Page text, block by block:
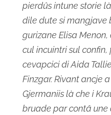
pierdûs intune storie
dile dute si mangjave
gurizane Elisa
cul incuintri sul
cevapcici di Aida
Finzgar. Rivant ancje
Gjermaniis là che i
bruade par contâ une